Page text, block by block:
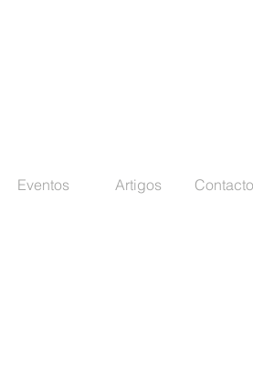
Eventos Artigos Contacto